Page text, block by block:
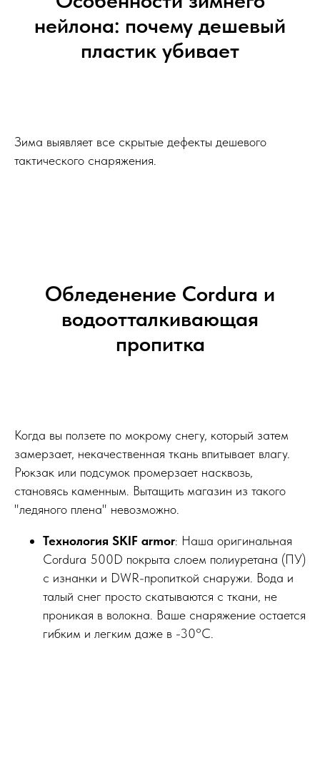
нейлона: почему дешевый
пластик убивает
Зима выявляет все скрытые дефекты дешевого
тактического снаряжения.
Обледенение Cordura и
водоотталкивающая
пропитка
Когда вы ползете по мокрому снегу, который затем
замерзает, некачественная ткань впитывает влагу.
Рюкзак или подсумок промерзает насквозь,
становясь каменным. Вытащить магазин из такого
"ледяного плена" невозможно.
Технология SKIF armor: Наша оригинальная
Cordura 500D покрыта слоем полиуретана (ПУ)
с изнанки и DWR-пропиткой снаружи. Вода и
талый снег просто скатываются с ткани, не
проникая в волокна. Ваше снаряжение остается
гибким и легким даже в -30°C.